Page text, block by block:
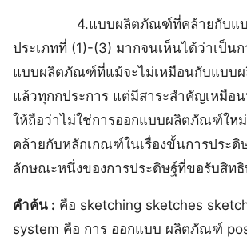
4.แบบผลิตภัณฑ์ที่คล้ายกับแบ
ประเภทที่ (1)-(3) มากจนเห็นได้ว่าเป็น
แบบผลิตภัณฑ์ที่แม้จะไม่เหมือนกับแบบ
แล้วทุกกประการ แต่มีสาระสำคัญเหมือ
ให้ถือว่าไม่ใช่การออกแบบผลิตภัณฑ์ให
คล้ายกับหลักเกณฑ์ในเรื่องขั้นการประดิ
ลักษณะหนึ่งของการประดิษฐ์ที่ขอรับสิทธิ
คำค้น : คือ sketching sketches
system คือ การ ออกแบบ ผลิตภัณฑ์